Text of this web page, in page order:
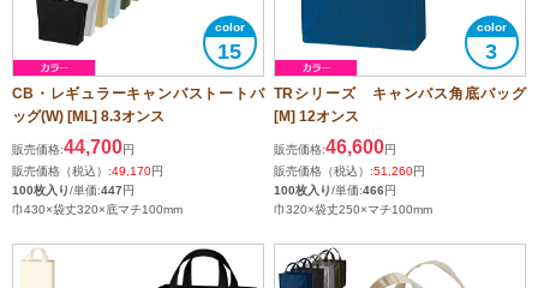
15
CB・レギュラーキャンバストートバ
ッグ(W) [ML] 8.3オンス
販売価格:44,700円
販売価格（税込）:49,170円
100枚入り/単価:447円
巾430×袋丈320×底マチ100mm
3
TRシリーズ キャンバス角底バッグ
[M] 12オンス
販売価格:46,600円
販売価格（税込）:51,260円
100枚入り/単価:466円
巾320×袋丈250×マチ100mm